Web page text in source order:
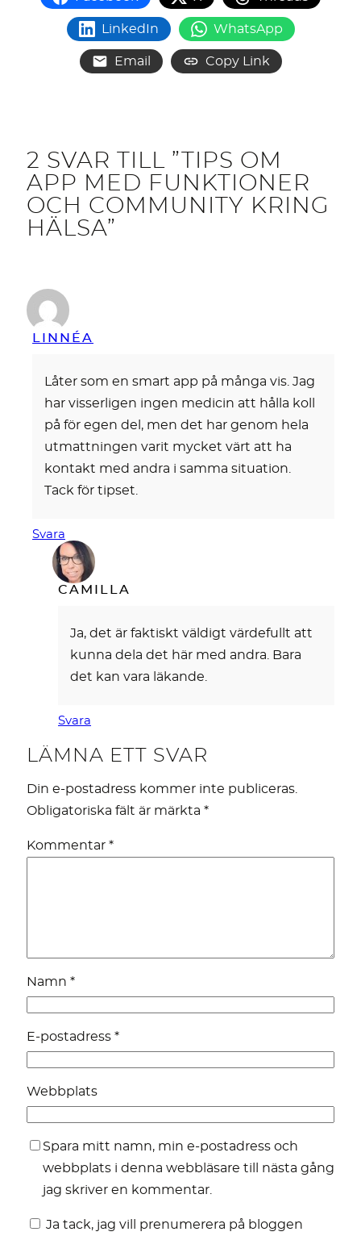
LinkedIn WhatsApp
Email Copy Link
2 SVAR TILL ”TIPS OM
APP MED FUNKTIONER
OCH COMMUNITY KRING
HÄLSA”
LINNÉA
Låter som en smart app på många vis. Jag
har visserligen ingen medicin att hålla koll
på för egen del, men det har genom hela
utmattningen varit mycket värt att ha
kontakt med andra i samma situation.
Tack för tipset.
Svara
CAMILLA
Ja, det är faktiskt väldigt värdefullt att
kunna dela det här med andra. Bara
det kan vara läkande.
Svara
LÄMNA ETT SVAR
Din e-postadress kommer inte publiceras.
Obligatoriska fält är märkta *
Kommentar *
Namn *
E-postadress *
Webbplats
Spara mitt namn, min e-postadress och
webbplats i denna webbläsare till nästa gång
jag skriver en kommentar.
Ja tack, jag vill prenumerera på bloggen